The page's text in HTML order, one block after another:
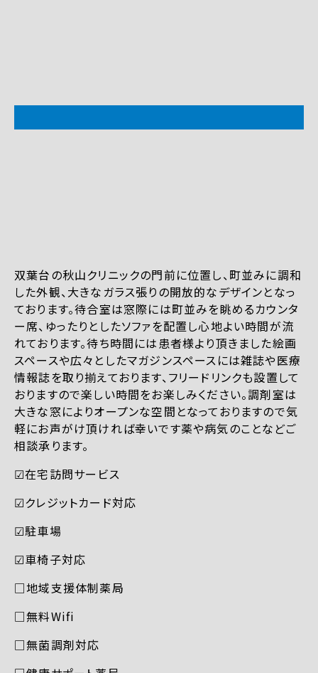
双葉台の秋山クリニックの門前に位置し、町並みに調和
した外観、大きなガラス張りの開放的なデザインとなっ
ております。待合室は窓際には町並みを眺めるカウンタ
ー席、ゆったりとしたソファを配置し心地よい時間が流
れております。待ち時間には患者様より頂きました絵画
スペースや広々としたマガジンスペースには雑誌や医療
情報誌を取り揃えております、フリードリンクも設置して
おりますので楽しい時間をお楽しみください。調剤室は
大きな窓によりオープンな空間となっておりますので気
軽にお声がけ頂ければ幸いです薬や病気のことなどご
相談承ります。
☑︎在宅訪問サービス
☑︎クレジットカード対応
☑︎駐車場
☑︎車椅子対応
□地域支援体制薬局
□無料Wifi
□無菌調剤対応